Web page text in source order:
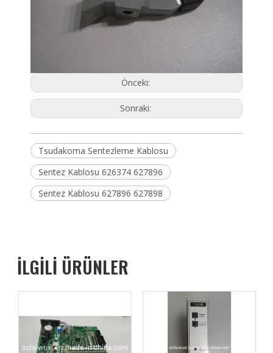
Önceki:
Sonraki:
Tsudakoma Sentezleme Kablosu
Sentez Kablosu 626374 627896
Sentez Kablosu 627896 627898
İLGİLİ ÜRÜNLER